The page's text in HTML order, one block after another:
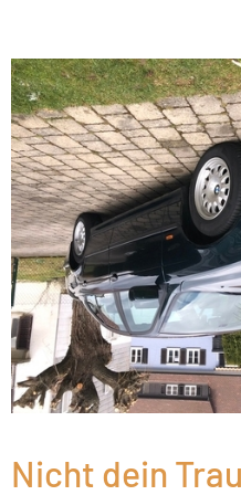
Nicht dein